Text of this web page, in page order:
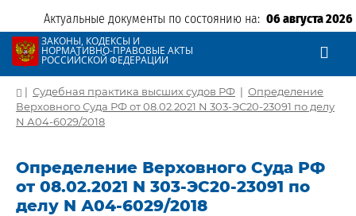
Актуальные документы по состоянию на: 06 августа 2026
ЗАКОНЫ, КОДЕКСЫ И
НОРМАТИВНО-ПРАВОВЫЕ АКТЫ
РОССИЙСКОЙ ФЕДЕРАЦИИ
| Судебная практика высших судов РФ | Определение
Верховного Суда РФ от 08.02.2021 N 303-ЭС20-23091 по делу
N А04-6029/2018
Определение Верховного Суда РФ
от 08.02.2021 N 303-ЭС20-23091 по
делу N А04-6029/2018